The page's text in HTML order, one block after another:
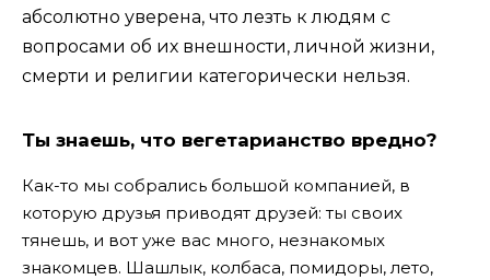
абсолютно уверена, что лезть к людям с
вопросами об их внешности, личной жизни,
смерти и религии категорически нельзя.
Ты знаешь, что вегетарианство вредно?
Как-то мы собрались большой компанией, в
которую друзья приводят друзей: ты своих
тянешь, и вот уже вас много, незнакомых
знакомцев. Шашлык, колбаса, помидоры, лето,